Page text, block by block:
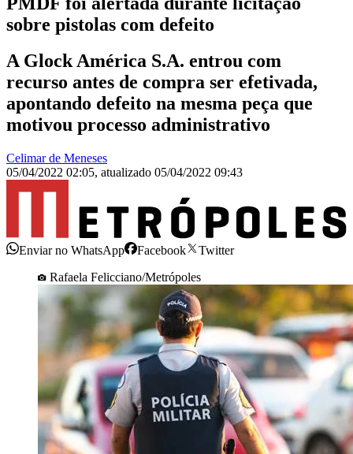
sobre pistolas com defeito
A Glock América S.A. entrou com
recurso antes de compra ser efetivada,
apontando defeito na mesma peça que
motivou processo administrativo
Celimar de Meneses
05/04/2022 02:05, atualizado 05/04/2022 09:43
Enviar no WhatsApp Facebook
Twitter
Rafaela Felicciano/Metrópoles